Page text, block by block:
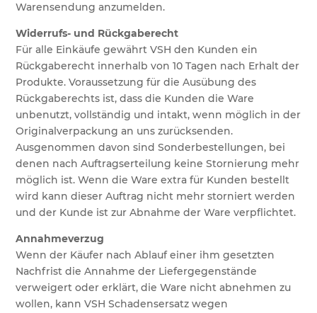
Warensendung anzumelden.
Widerrufs- und Rückgaberecht
Für alle Einkäufe gewährt VSH den Kunden ein
Rückgaberecht innerhalb von 10 Tagen nach Erhalt der
Produkte. Voraussetzung für die Ausübung des
Rückgaberechts ist, dass die Kunden die Ware
unbenutzt, vollständig und intakt, wenn möglich in der
Originalverpackung an uns zurücksenden.
Ausgenommen davon sind Sonderbestellungen, bei
denen nach Auftragserteilung keine Stornierung mehr
möglich ist. Wenn die Ware extra für Kunden bestellt
wird kann dieser Auftrag nicht mehr storniert werden
und der Kunde ist zur Abnahme der Ware verpflichtet.
Annahmeverzug
Wenn der Käufer nach Ablauf einer ihm gesetzten
Nachfrist die Annahme der Liefergegenstände
verweigert oder erklärt, die Ware nicht abnehmen zu
wollen, kann VSH Schadensersatz wegen